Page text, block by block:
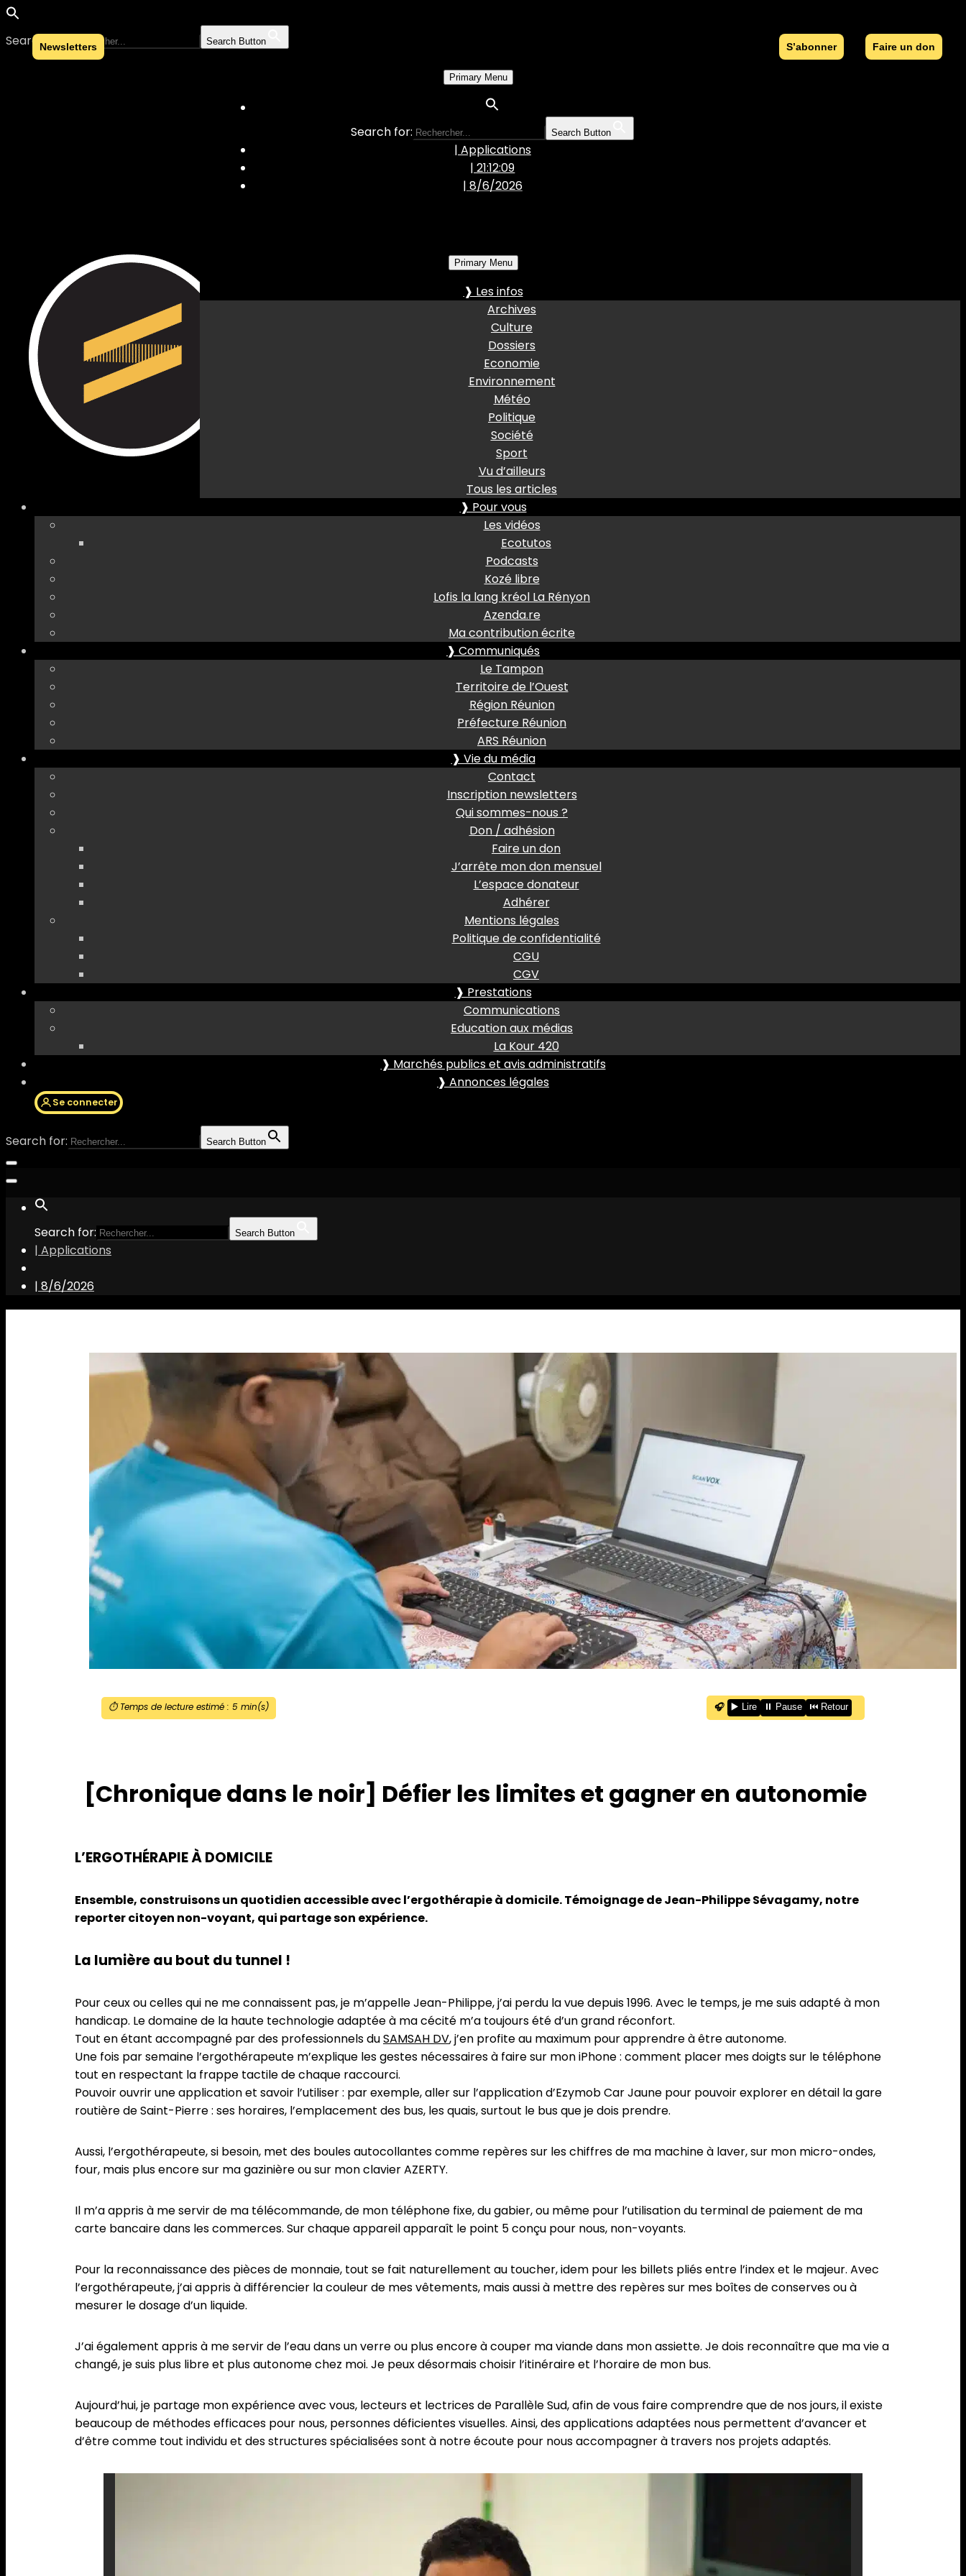
Search for: Search Button
Skip to content
Primary Menu
Search for: Search Button
| Applications
| 21:12:10
| 8/6/2026
Primary Menu
❱ Les infos
Archives
Culture
Dossiers
Economie
Environnement
Météo
Politique
Société
Sport
Vu d’ailleurs
Tous les articles
❱ Pour vous
Les vidéos
Ecotutos
Podcasts
Kozé libre
Lofis la lang kréol La Rényon
Azenda.re
Ma contribution écrite
❱ Communiqués
Le Tampon
Territoire de l’Ouest
Région Réunion
Préfecture Réunion
ARS Réunion
❱ Vie du média
Contact
Inscription newsletters
Qui sommes-nous ?
Don / adhésion
Faire un don
J’arrête mon don mensuel
L’espace donateur
Adhérer
Mentions légales
Politique de confidentialité
CGU
CGV
❱ Prestations
Communications
Education aux médias
La Kour 420
❱ Marchés publics et avis administratifs
❱ Annonces légales
Se connecter
Search for: Search Button
Search for: Search Button
| Applications
| 8/6/2026
⏱️ Temps de lecture estimé : 5min(s) 🎧 ▶️ Lire ⏸️ Pause ⏮️ Retour
[Chronique dans le noir] Défier les limites et gagner en autonomie
L’ERGOTHÉRAPIE À DOMICILE
Ensemble, construisons un quotidien accessible avec l’ergothérapie à domicile. Témoignage de Jean-Philippe Sévagamy, notre
reporter citoyen non-voyant, qui partage son expérience.
La lumière au bout du tunnel !
Pour ceux ou celles qui ne me connaissent pas, je m’appelle Jean-Philippe, j’ai perdu la vue depuis 1996. Avec le temps, je me suis adapté à mon
handicap. Le domaine de la haute technologie adaptée à ma cécité m’a toujours été d’un grand réconfort.
Tout en étant accompagné par des professionnels duSAMSAH DV, j’en profite au maximum pour apprendre à être autonome.
Une fois par semaine l’ergothérapeute m’explique les gestes nécessaires à faire sur mon iPhone : comment placer mes doigts sur le téléphone
tout en respectant la frappe tactile de chaque raccourci.
Pouvoir ouvrir une application et savoir l’utiliser : par exemple, aller sur l’application d’Ezymob Car Jaune pour pouvoir explorer en détail la gare
routière de Saint-Pierre : ses horaires, l’emplacement des bus, les quais, surtout le bus que je dois prendre.
Aussi, l’ergothérapeute, si besoin, met des boules autocollantes comme repères sur les chiffres de ma machine à laver, sur mon micro-ondes,
four, mais plus encore sur ma gazinière ou sur mon clavier AZERTY.
Il m’a appris à me servir de ma télécommande, de mon téléphone fixe, du gabier, ou même pour l’utilisation du terminal de paiement de ma
carte bancaire dans les commerces. Sur chaque appareil apparaît le point 5 conçu pour nous, non-voyants.
Pour la reconnaissance des pièces de monnaie, tout se fait naturellement au toucher, idem pour les billets pliés entre l’index et le majeur. Avec
l’ergothérapeute, j’ai appris à différencier la couleur de mes vêtements, mais aussi à mettre des repères sur mes boîtes de conserves ou à
mesurer le dosage d’un liquide.
J’ai également appris à me servir de l’eau dans un verre ou plus encore à couper ma viande dans mon assiette. Je dois reconnaître que ma vie a
changé, je suis plus libre et plus autonome chez moi. Je peux désormais choisir l’itinéraire et l’horaire de mon bus.
Aujourd’hui, je partage mon expérience avec vous, lecteurs et lectrices de Parallèle Sud, afin de vous faire comprendre que de nos jours, il existe
beaucoup de méthodes efficaces pour nous, personnes déficientes visuelles. Ainsi, des applications adaptées nous permettent d’avancer et
d’être comme tout individu et des structures spécialisées sont à notre écoute pour nous accompagner à travers nos projets adaptés.
S’abonner Faire un don
Newsletters